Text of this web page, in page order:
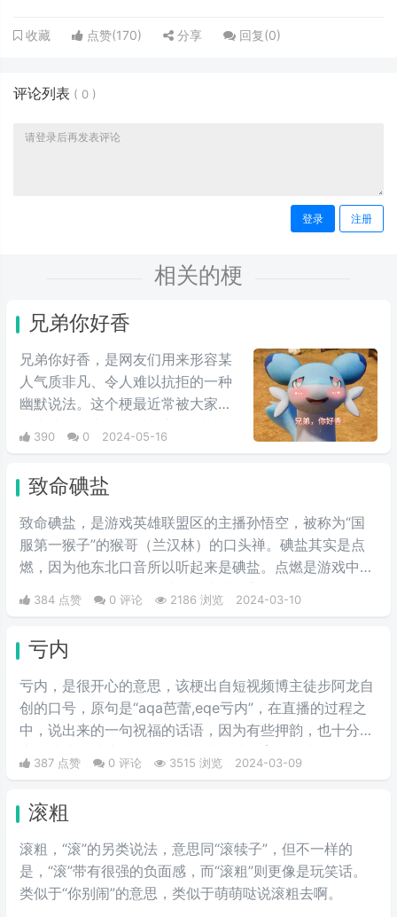
收藏 点赞(170) 分享 回复(0)
评论列表 ( 0 )
登录 注册
相关的梗
兄弟你好香
兄弟你好香，是网友们用来形容某
人气质非凡、令人难以抗拒的一种
幽默说法。这个梗最近常被大家用
来表达同性之间的爱慕之情/或者单
纯跟风玩梗。最初来自qq用户云溪
情互动的表情包，此时这个梗已经
初具雏形。而后来随着chikawa的
流行，有网友开始给chikawa配上
这类文字，两者融合后意外爆火，
390 0 2024-05-16
致命碘盐
致命碘盐，是游戏英雄联盟区的主播孙悟空，被称为“国
服第一猴子”的猴哥（兰汉林）的口头禅。碘盐其实是点
燃，因为他东北口音所以听起来是碘盐。点燃是游戏中的
一个召唤师技能，可以对对面造成伤害。
384 点赞 0 评论 2186 浏览 2024-03-10
亏内
亏内，是很开心的意思，该梗出自短视频博主徒步阿龙自
创的口号，原句是“aqa芭蕾,eqe亏内”，在直播的过程之
中，说出来的一句祝福的话语，因为有些押韵，也十分的
魔性洗脑，让这个词在短时间内，就发育了起来，有人问
主播这话的含义，据他解释，这个词代表着开心、代表着
洗脑，所以此梗就越来越火。后来无数人跟风效仿，使其
火爆起来。
387 点赞 0 评论 3515 浏览 2024-03-09
滚粗
滚粗，“滚”的另类说法，意思同“滚犊子”，但不一样的
是，“滚”带有很强的负面感，而“滚粗”则更像是玩笑话。
类似于“你别闹”的意思，类似于萌萌哒说滚粗去啊。